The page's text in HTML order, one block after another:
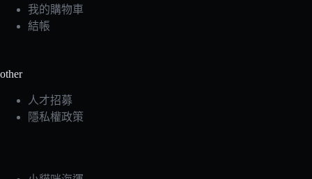
我的購物車
結帳
other
人才招募
隱私權政策